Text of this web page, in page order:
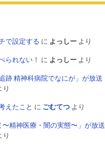
で設定する に よっしー より
られない！ に よっしー より
跡 精神科病院でなにが」が放送
り
えたこと に ごむてつ より
精神医療・闇の実態〜」が放送
り